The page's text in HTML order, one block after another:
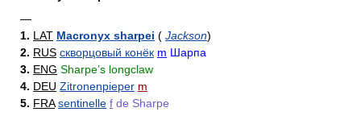
—
1. LAT Macronyx sharpei ( Jackson)
2. RUS скворцовый конёк m Шарпа
3. ENG Sharpe’s longclaw
4. DEU Zitronenpieper m
5. FRA sentinelle f de Sharpe